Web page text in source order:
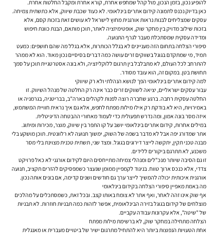
להופיע נכון, בזמן הנכון, מול קהל שמחפש אחרת, קורא אחרת ומקבל החלטות אחרת.
כאן בדיוק נכנס לתמונה קידום אתרים בינלאומי. לא כעוד שכבת שיווק, אלא כתשתית צמיחה.
עסקים שמצליחים לבנות נראות אורגנית מחוץ לישראל לא עושים זאת בזכות קסם, אלא
בזכות שילוב מדויק בין מחקר שוק, אופטימיזציה לאתר, תוכן מותאם, הבנת כוונת חיפוש
ומדידה עסקית שמסתכלת מעבר לגרף התנועה.
סיפורי הצלחה בתחום הזה מעניינים לא בגלל הכותרות, אלא בגלל מה שהם חושפים: כמעט
תמיד, מי שמתקדם בגוגל בשווקים זרים עושה כמה דברים בסיסיים נכון מאוד. הוא לא ממהר
להתרחב לכל העולם, לא מתבלבל בין תרגום ללוקליזציה, ולא בונה אסטרטגיית תוכן על סמך
תחושת בטן. במקום זה, הוא עובד מסודר.
למה קידום אתרים בינלאומי הפך לנושא הנהלתי ולא רק שיווקי
עבור עסקים ישראליים, יציאה לשווקים זרים כבר אינה רק החלטה של מנהל השיווק. זו
החלטה עסקית רחבה. ברגע שחברה רוצה לפנות לקהלים בארה"ב, בבריטניה, בגרמניה או
באמירויות, היא לא בודקת רק אילו מילות מפתח לחפש, אלא גם איך נראית חוויית המשתמש,
איזה מסר בונה אמון, ומה נדרש תפעולית כדי לעמוד מאחורי ההבטחה הדיגיטלית.
במילים אחרות, קידום אתרים בינלאומי יושב על קו התפר בין שיווק, מוצר, מכירות ומיתוג.
אתר שמדורג יפה אבל לא מדבר בשפה של השוק, ימשוך תנועה לא רלוונטית. תוכן מושקע בלי
מבנה טכני תקין, יתקשה לייצר דירוגים בגוגל. ומצד שני, תשתית טכנית מצוינת בלי מסר
משכנע, לא תתרגם ביקורים ללידים.
זו גם הסיבה שיותר מנכ"לים ומנהלי צמיחה מתייחסים היום לקידום אורגני לא כאל פרויקט
צדדי, אלא כנכס ארוך טווח. בניגוד לקמפיין ממומן שנעצר כשמפסיקים להזרים תקציב, תנועה
אורגנית איכותית יכולה להמשיך לייצר ערך גם חודשים ושנים קדימה, אם בונים אותה נכון.
מה באמת מאפיין סיפורי הצלחה בקידום בינלאומי
אף שוק אינו זהה לאחר, ואף אתר לא צומח באותו קצב. ובכל זאת, כשמסתכלים על מהלכים
מוצלחים של קידום בגוגל בזירה הבינלאומית, אפשר לזהות כמה תבניות חוזרות. לא תבניות
של "שיטה", אלא עקרונות עבודה עקביים.
הצלחה מתחילה במחקר שוק, לא ברשימת מילות מפתח
אחת הטעויות הנפוצות ביותר היא להתחיל מתרגום ישיר של ביטויים מעברית או מאנגלית